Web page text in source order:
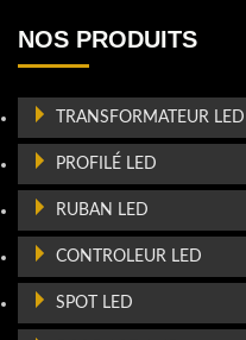
NOS PRODUITS
TRANSFORMATEUR LED
PROFILÉ LED
RUBAN LED
CONTROLEUR LED
SPOT LED